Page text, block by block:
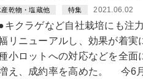
産乾物・塩蔵他 特集 2021.06.02
クラゲなど自社栽培にも注
リニューアルし、効果が着
小ロットへの対応などを全
え、成約率を高めた。 今6